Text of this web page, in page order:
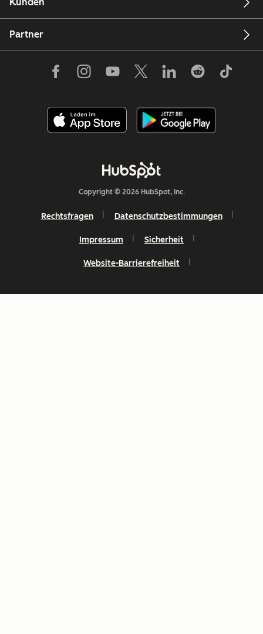
Partner
Copyright © 2026 HubSpot, Inc.
Rechtsfragen Datenschutzbestimmungen
Impressum Sicherheit
Website-Barrierefreiheit